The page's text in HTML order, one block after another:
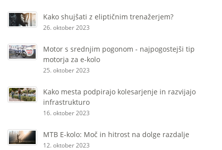
Kako shujšati z eliptičnim trenažerjem?
26. oktober 2023
Motor s srednjim pogonom - najpogostejši tip
motorja za e-kolo
25. oktober 2023
Kako mesta podpirajo kolesarjenje in razvijajo
infrastrukturo
16. oktober 2023
MTB E-kolo: Moč in hitrost na dolge razdalje
12. oktober 2023